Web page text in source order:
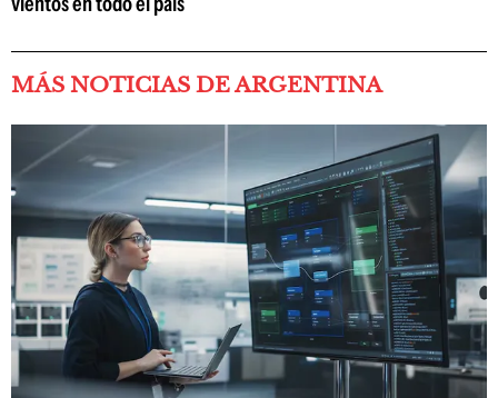
MÁS NOTICIAS DE ARGENTINA